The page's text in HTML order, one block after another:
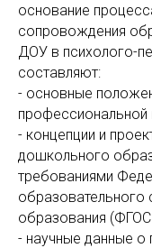
основание
сопровождения
ДОУ в психолого-
составляют:
- основные
профессиональной
- концепции и
дошкольного
требованиями
образовательного
образования
- научные данные о